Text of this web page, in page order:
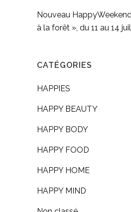
Nouveau
à la forêt », du 11 au 14
CATÉGORIES
HAPPIES
HAPPY BEAUTY
HAPPY BODY
HAPPY FOOD
HAPPY HOME
HAPPY MIND